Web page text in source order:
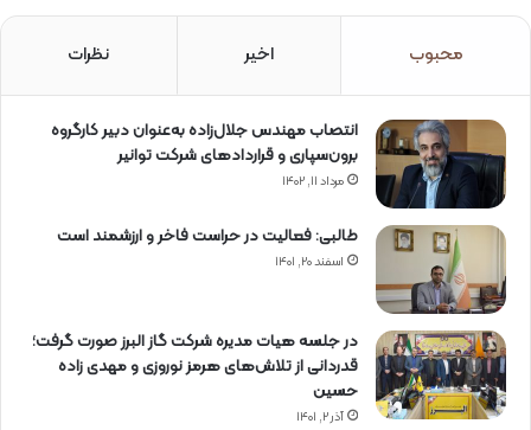
محبوب اخیر نظرات
انتصاب مهندس جلال‌زاده به‌عنوان دبیر كارگروه
برون‌سپاری و قراردادهای شركت توانیر
مرداد ۱۱, ۱۴۰۲
طالبی: فعالیت در حراست فاخر و ارزشمند است
اسفند ۲۰, ۱۴۰۱
در جلسه هیات مدیره شرکت گاز البرز صورت گرفت؛
قدردانی از تلاش‌های هرمز نوروزی و مهدی زاده
حسین
آذر ۲, ۱۴۰۱